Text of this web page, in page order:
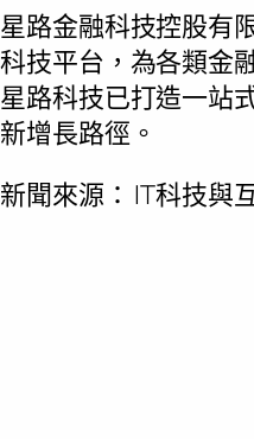
星路金融科技控股有
科技平台，為各類金
星路科技已打造一站
新增長路徑。
新聞來源： IT科技與